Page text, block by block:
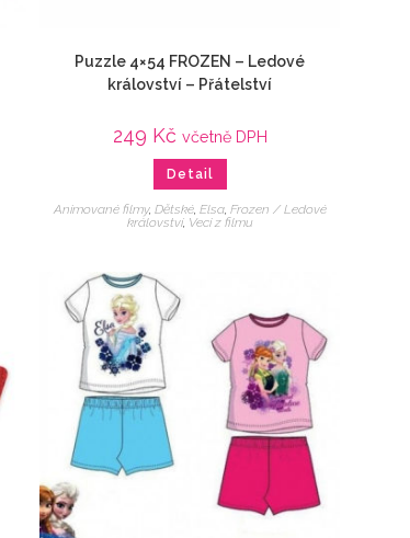
Puzzle 4×54 FROZEN – Ledové
království – Přátelství
249 Kč včetně DPH
Detail
Animované filmy, Dětské, Elsa, Frozen / Ledové
království, Veci z filmu